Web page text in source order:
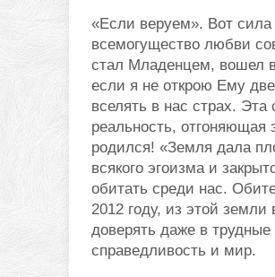
«Если веруем». Вот
всемогущество любви
стал Младенцем, вошел
если я не открою Ему
вселять в нас страх. Эта
реальность,
родился! «Земля дала
всякого эгоизма и
обитать среди нас.
2012 году, из этой
доверять даже в
справедливость и мир.